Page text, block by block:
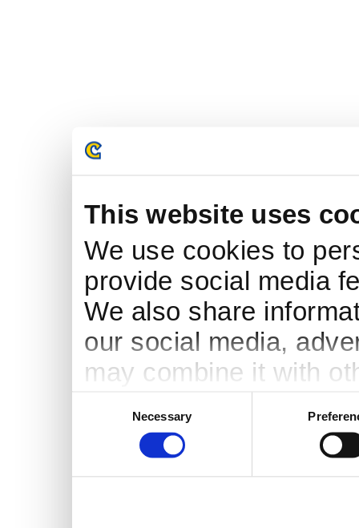
This website uses
We use cookies to
provide social media
We also share
our social media,
may combine it with
services.
Necessary